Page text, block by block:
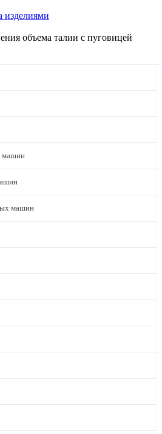
изделиями
объема талии с пуговицей
машин
машин